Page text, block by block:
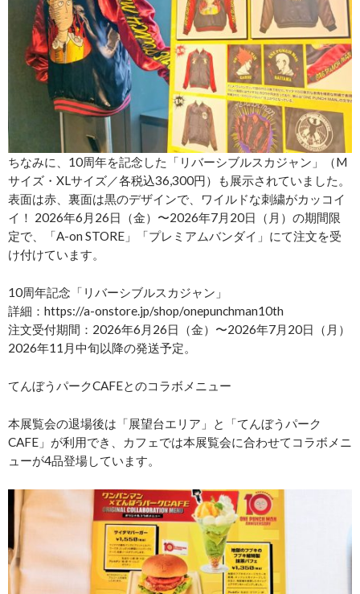
ちなみに、10周年を記念した「リバーシブルスカジャン」（M
サイズ・XLサイズ／各税込36,300円）も展示されていました。
表面は赤、裏面は黒のデザインで、ワイルドな刺繍がカッコイ
イ！ 2026年6月26日（金）〜2026年7月20日（月）の期間限
定で、「A-on STORE」「プレミアムバンダイ」にて注文を受
け付けています。
10周年記念「リバーシブルスカジャン」
詳細：https://a-onstore.jp/shop/onepunchman10th
注文受付期間：2026年6月26日（金）〜2026年7月20日（月）
2026年11月中旬以降の発送予定。
てんぼうパークCAFEとのコラボメニュー
本展覧会の退場後は「展望台エリア」と「てんぼうパーク
CAFE」が利用でき、カフェでは本展覧会に合わせてコラボメニ
ューが4品登場しています。